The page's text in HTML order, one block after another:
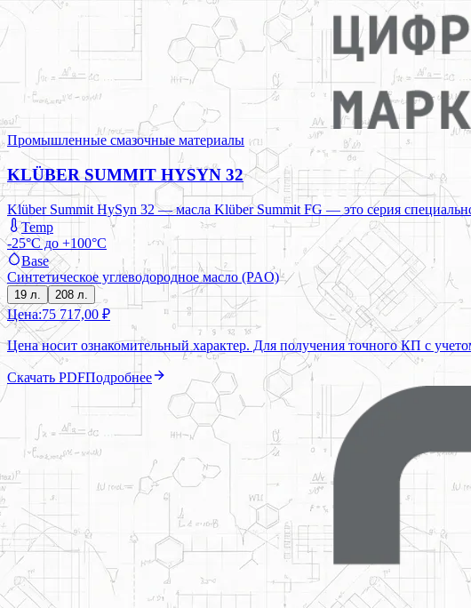
Промышленные смазочные материалы
KLÜBER SUMMIT HYSYN 32
Klüber Summit HySyn 32 — масла Klüber Summit FG — это серия
Temp
-25°C до +100°C
Base
Синтетическое углеводородное масло (PAO)
19 л. 208 л.
Цена:75 717,00 ₽
Цена носит ознакомительный характер. Для получения точного КП с
Скачать PDFПодробнее